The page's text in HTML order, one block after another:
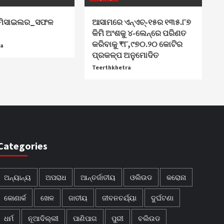
ଆସାମରେ ଏନ୍ଏଚ୍-୧୫ର ୧୩୫.୮୭
କିମି ଅଂଶକୁ ୪-ଲେନ୍‌ରେ ପରିଣତ
କରିବାକୁ ₹୮,୯୭୦.୨୦ କୋଟିର
ପ୍ରକଳ୍ପ ଅନୁମୋଦିତ
Teerthkhetra
ଅନ୍ୟାନ୍ୟ ଅପରାଧ ଆନ୍ତର୍ଜାତୀୟ ଓଲିଉଡ କରୋନା
କୋଣାର୍କ ଖେଳ ଜାତୀୟ ଜୀବନଚର୍ଯ୍ୟା ଦୁର୍ଘଟଣା
ଧର୍ମ ନୂଆଦିଲ୍ଲୀ ପାଣିପାଗ ପୁରୀ ବଲିଉଡ